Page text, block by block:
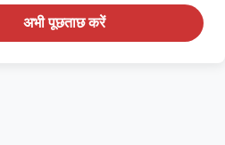
अभी पूछताछ करें